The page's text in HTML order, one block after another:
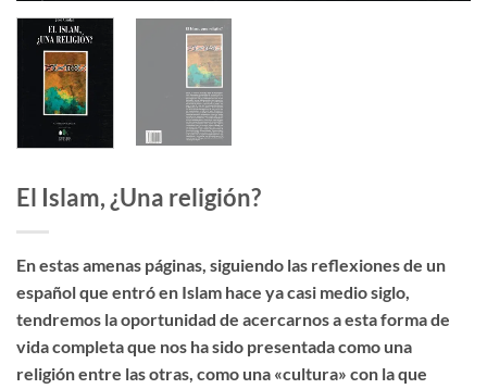
El Islam, ¿Una religión?
En estas amenas páginas, siguiendo las reflexiones de un
español que entró en Islam hace ya casi medio siglo,
tendremos la oportunidad de acercarnos a esta forma de
vida completa que nos ha sido presentada como una
religión entre las otras, como una «cultura» con la que